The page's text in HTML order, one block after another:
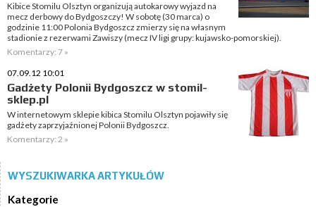
Kibice Stomilu Olsztyn organizują autokarowy wyjazd na
mecz derbowy do Bydgoszczy! W sobotę (30 marca) o
godzinie 11:00 Polonia Bydgoszcz zmierzy się na własnym
stadionie z rezerwami Zawiszy (mecz IV ligi grupy: kujawsko-pomorskiej).
Komentarzy: 7 »
07.09.12 10:01
Gadżety Polonii Bydgoszcz w stomil-
sklep.pl
W internetowym sklepie kibica Stomilu Olsztyn pojawiły się
gadżety zaprzyjaźnionej Polonii Bydgoszcz.
Komentarzy: 2 »
WYSZUKIWARKA ARTYKUŁÓW
Kategorie